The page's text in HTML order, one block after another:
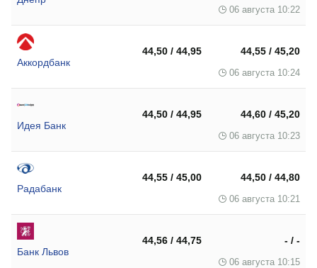
06 августа 10:22
Аккордбанк
44,50 / 44,95 44,55 / 45,20
06 августа 10:24
Идея Банк
44,50 / 44,95 44,60 / 45,20
06 августа 10:23
Радабанк
44,55 / 45,00 44,50 / 44,80
06 августа 10:21
Банк Львов
44,56 / 44,75 - / -
06 августа 10:15